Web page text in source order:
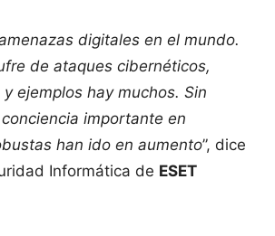
digitales en el mundo.
de ataques cibernéticos,
ejemplos hay muchos. Sin
importante en
han ido en aumento”, dice
Informática de ESET